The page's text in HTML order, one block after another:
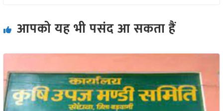
आपको यह भी पसंद आ सकता हैं